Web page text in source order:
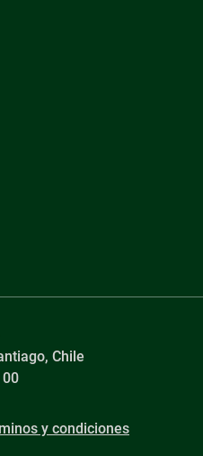
Chile
y condiciones